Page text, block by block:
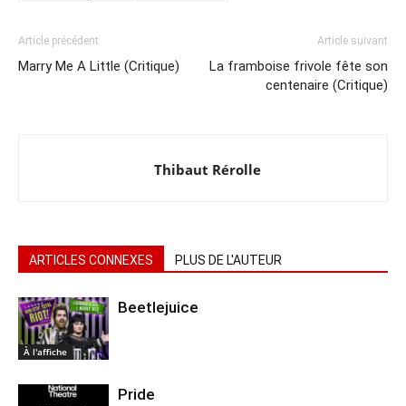
Article précédent
Marry Me A Little (Critique)
Article suivant
La framboise frivole fête son
centenaire (Critique)
Thibaut Rérolle
ARTICLES CONNEXES PLUS DE L'AUTEUR
À l'affiche
Beetlejuice
Pride